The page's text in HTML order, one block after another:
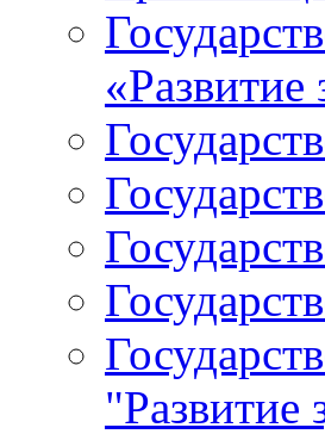
«Развитие
"Развитие